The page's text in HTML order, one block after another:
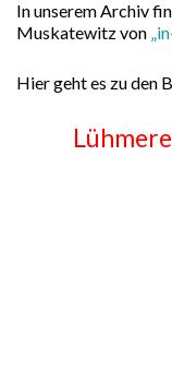
In unserem Archiv
Muskatewitz von
Hier geht es zu den